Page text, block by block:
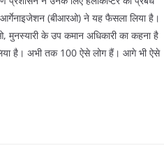
आर्गेनाइजेशन (बीआरओ) ने यह फैसला लिया है।
मुनस्यारी के उप कमान अधिकारी का कहना है
है। अभी तक 100 ऐसे लोग हैं। आगे भी ऐसे